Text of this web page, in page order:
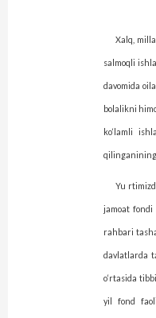
Xalq,
salmoqli
davomida
bolalikni
ko‘lamli
qilinganining
Yu
jamoat
rahbari
davlatlarda
o‘rtasida
yil fond